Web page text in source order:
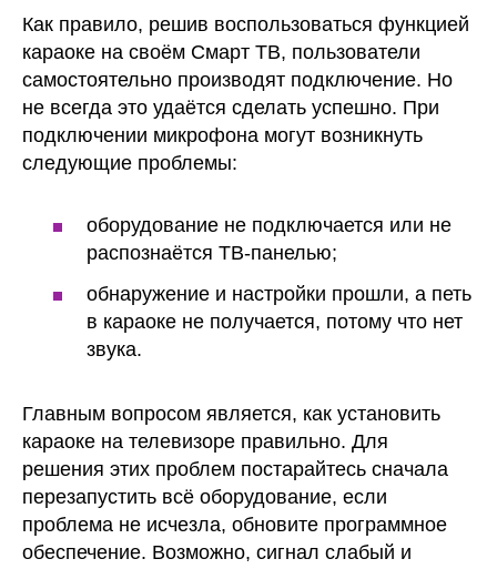
Как правило, решив воспользоваться функцией
караоке на своём Смарт ТВ, пользователи
самостоятельно производят подключение. Но
не всегда это удаётся сделать успешно. При
подключении микрофона могут возникнуть
следующие проблемы:
оборудование не подключается или не
распознаётся ТВ-панелью;
обнаружение и настройки прошли, а петь
в караоке не получается, потому что нет
звука.
Главным вопросом является, как установить
караоке на телевизоре правильно. Для
решения этих проблем постарайтесь сначала
перезапустить всё оборудование, если
проблема не исчезла, обновите программное
обеспечение. Возможно, сигнал слабый и